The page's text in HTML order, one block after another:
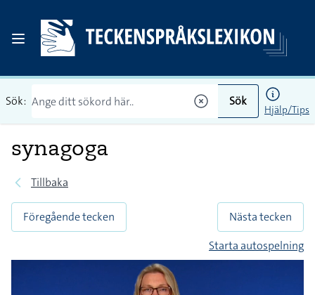
Sök: Sök
Hjälp/Tips
synagoga
Tillbaka
Föregående tecken
Nästa tecken
Starta autospelning